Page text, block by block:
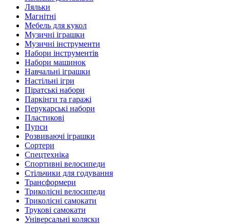
Ляльки
Магнітні
Мебель для кукол
Музичні іграшки
Музичні інструменти
Набори інструментів
Набори машинок
Навчальні іграшки
Настільні ігри
Піратські набори
Паркінги та гаражі
Перукарські набори
Пластикові
Пупси
Розвиваючі іграшки
Сортери
Спецтехніка
Спортивні велосипеди
Стільчики для годування
Трансформери
Триколісні велосипеди
Триколісні самокати
Трукові самокати
Універсальні коляски